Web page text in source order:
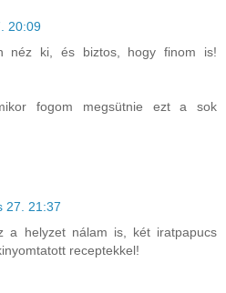
20:09
néz ki, és biztos, hogy finom is!
fogom megsütnie ezt a sok
27. 21:37
a helyzet nálam is, két iratpapucs
receptekkel!